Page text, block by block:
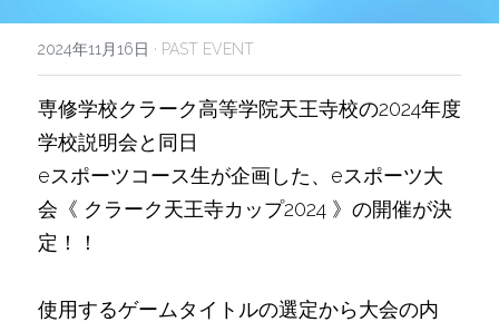
COMMUNITY
COMPANY
SHOP
2024年11月16日 · PAST EVENT
専修学校クラーク高等学院天王寺校の2024年度
学校説明会と同日
eスポーツコース生が企画した、eスポーツ大
会《 クラーク天王寺カップ2024 》の開催が決
定！！
使用するゲームタイトルの選定から大会の内